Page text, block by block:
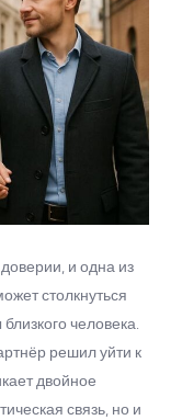
и одна из
столкнуться
человека.
решил уйти к
двойное
связь, но и